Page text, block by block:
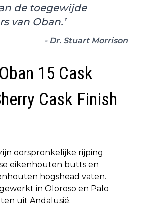
de toegewijde
van Oban.’
- Dr. Stuart Morrison
15 Cask
Cask Finish
oorspronkelijke rijping
eikenhouten butts en
hogshead vaten.
in Oloroso en Palo
uit Andalusië.